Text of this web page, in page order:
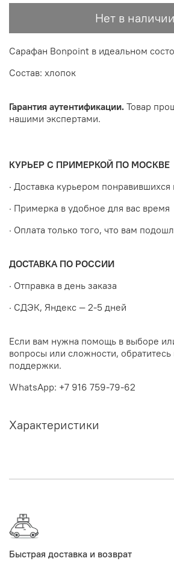
Нет в наличии
Сарафан Bonpoint в идеальном
Состав: хлопок
Гарантия аутентификации. Товар
нашими экспертами.
КУРЬЕР С ПРИМЕРКОЙ ПО МОСКВЕ
· Доставка курьером
· Примерка в удобное для вас время
· Оплата только того, что вам
ДОСТАВКА ПО РОССИИ
· Отправка в день заказа
· СДЭК, Яндекс — 2-5 дней
Если вам нужна помощь в выборе
вопросы или сложности,
поддержки.
WhatsApp: +7 916 759-79-62
Характеристики
Быстрая доставка и возврат